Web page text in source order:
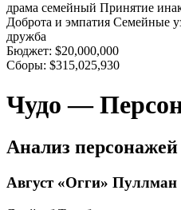
драма семейный Принятие
Доброта и эмпатия Семейные
дружба
Бюджет: $20,000,000
Сборы: $315,025,930
Чудо —
Анализ персонажей
Август «Огги» Пуллман